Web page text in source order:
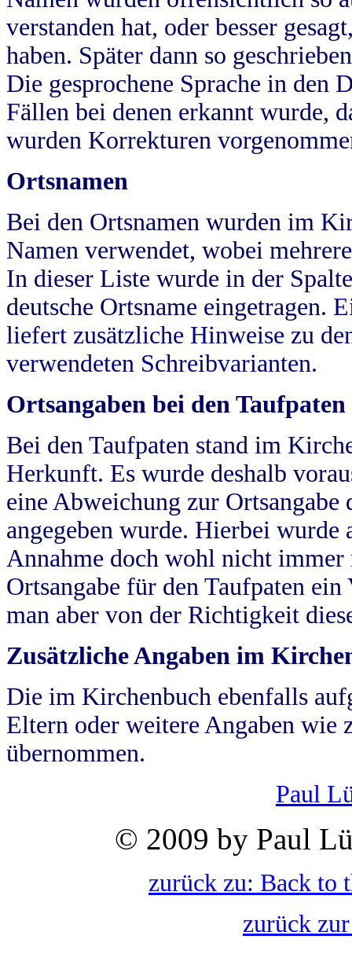
verstanden hat, oder besser
haben. Später dann so
Die gesprochene Sprache in
Fällen bei denen erkannt wurde,
wurden Korrekturen
Ortsnamen
Bei den Ortsnamen wurden im
Namen verwendet, wobei
In dieser Liste wurde in der
deutsche Ortsname eingetragen.
liefert zusätzliche Hinweise zu
verwendeten Schreibvarianten.
Ortsangaben bei den Taufpaten
Bei den Taufpaten stand im
Herkunft. Es wurde deshalb
eine Abweichung zur
angegeben wurde. Hierbei wurde
Annahme doch wohl nicht
Ortsangabe für den Taufpaten
man aber von der Richtigkeit
Zusätzliche Angaben im
Die im Kirchenbuch ebenfalls
Eltern oder weitere Angaben wie
übernommen.
Paul
© 2009 by Paul
zurück zu: Back to
zurück